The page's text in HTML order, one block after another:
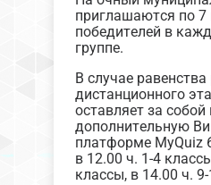
приглашаются по
победителей в
группе.
В случае
дистанционного
оставляет за
дополнительную
платформе MyQuiz
в 12.00 ч. 1-4
классы, в 14.00 ч.